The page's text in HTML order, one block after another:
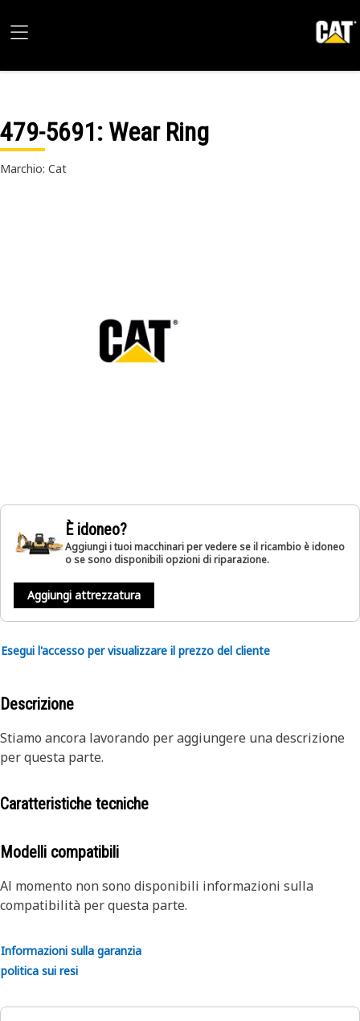
479-5691: Wear Ring
Marchio: Cat
È idoneo?
Aggiungi i tuoi macchinari per vedere se il ricambio è idoneo
o se sono disponibili opzioni di riparazione.
Aggiungi attrezzatura
Esegui l'accesso per visualizzare il prezzo del cliente
Descrizione
Stiamo ancora lavorando per aggiungere una descrizione
per questa parte.
Caratteristiche tecniche
Modelli compatibili
Al momento non sono disponibili informazioni sulla
compatibilità per questa parte.
Informazioni sulla garanzia
politica sui resi